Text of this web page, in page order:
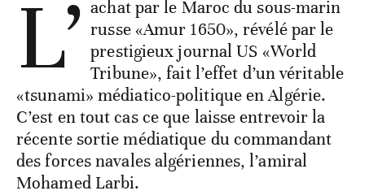
L’ achat par le Maroc du sous-marin
russe «Amur 1650», révélé par le
prestigieux journal US «World
Tribune», fait l’effet d’un véritable
«tsunami» médiatico-politique en Algérie.
C’est en tout cas ce que laisse entrevoir la
récente sortie médiatique du commandant
des forces navales algériennes, l’amiral
Mohamed Larbi.